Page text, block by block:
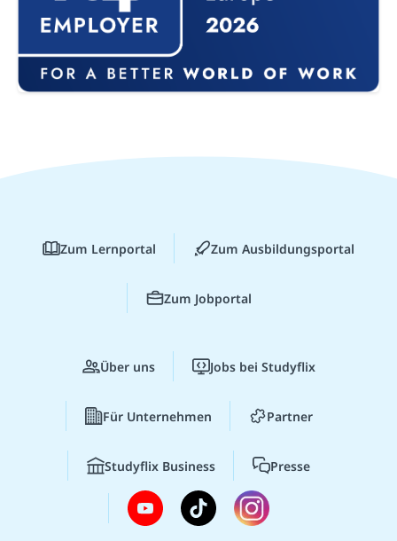
Zum Lernportal Zum Ausbildungsportal
Zum Jobportal
Über uns Jobs bei Studyflix
Für Unternehmen Partner
Studyflix Business Presse